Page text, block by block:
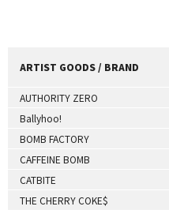
ARTIST GOODS / BRAND
AUTHORITY ZERO
Ballyhoo!
BOMB FACTORY
CAFFEINE BOMB
CATBITE
THE CHERRY COKE$